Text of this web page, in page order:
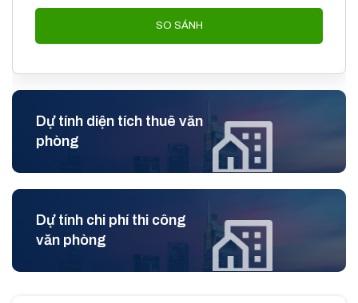
chuyển
I. Vị trí tòa nhà Landmark 81
Phường 22, Bình Thạnh, một trong những vị trí chiến lược và
đắc địa của thành phố Hồ Chí Minh. Khu vực này không chỉ
nổi bật với cơ sở hạ tầng hiện đại mà còn gần gũi với nhiều
Giao thông thuận lợi:tòa nhà nằm gần các trục đường
chính như Nguyễn Hữu Cảnh, Nguyễn Văn Thương và
Điện Biên Phủ, giúp việc di chuyển đến các quận trung
tâm như quận 1, quận 2 và quận 3 trở nên dễ dàng và
nhanh chóng.
SO SÁNH
Dự tính diện tích thuê văn
phòng
Dự tính chi phí thi công
văn phòng